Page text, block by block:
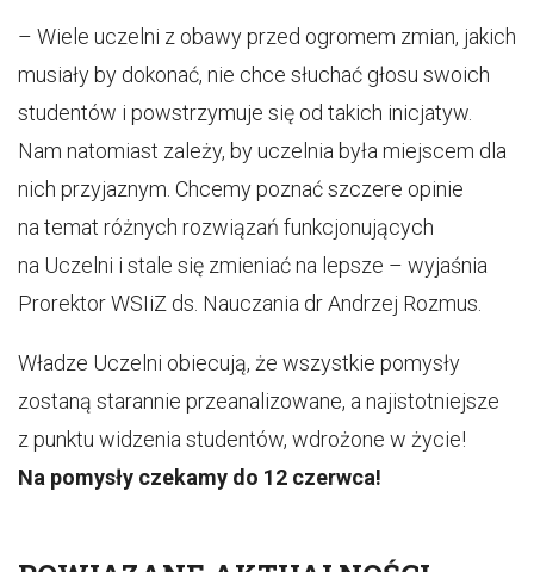
– Wiele uczelni z obawy przed ogromem zmian, jakich
musiały by dokonać, nie chce słuchać głosu swoich
studentów i powstrzymuje się od takich inicjatyw.
Nam natomiast zależy, by uczelnia była miejscem dla
nich przyjaznym. Chcemy poznać szczere opinie
na temat różnych rozwiązań funkcjonujących
na Uczelni i stale się zmieniać na lepsze – wyjaśnia
Prorektor WSIiZ ds. Nauczania dr Andrzej Rozmus.
Władze Uczelni obiecują, że wszystkie pomysły
zostaną starannie przeanalizowane, a najistotniejsze
z punktu widzenia studentów, wdrożone w życie!
Na pomysły czekamy do 12 czerwca!